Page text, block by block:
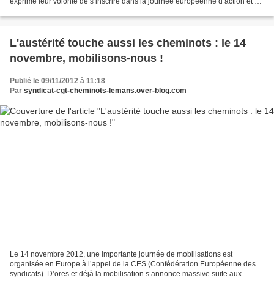
L'austérité touche aussi les cheminots : le 14
novembre, mobilisons-nous !
Publié le 09/11/2012 à 11:18
Par syndicat-cgt-cheminots-lemans.over-blog.com
Le 14 novembre 2012, une importante journée de mobilisations est
organisée en Europe à l’appel de la CES (Confédération Européenne des
syndicats). D’ores et déjà la mobilisation s’annonce massive suite aux